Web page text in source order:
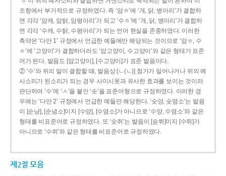
조항에서 부가적으로 규정하였다. 즉 ‘암ㅎ’에 ‘개, 닭, 병아리’가 결합하
면 각각 ‘암캐, 암탉, 암평아리’가 되고 ‘수ㅎ’에 ‘개, 닭, 병아리’가 결합하
면 각각 ‘수캐, 수탉, 수평아리’가 되는 언어 현실을 존중하였다. 이러한
축약은 ‘다만 1’ 규정에서 언급한 예들에만 해당되는 것이므로 ‘암ㅎ, 수
ㅎ’에 ‘고양이’가 결합하더라도 ‘암고양이, 수고양이’와 같은 형태가 표준
어가 된다. 발음도 [암고양이], [수고양이]가 표준 발음이다.
② ‘수’와 뒤의 말이 결합할 때, 발음상 [ㄴ(ㄴ)] 첨가가 일어나거나 뒤의 예
사소리가 된소리가 되는 경우 사이시옷과 유사한 효과를 보이는 것이라
판단하여 ‘수’에 ‘ㅅ’을 붙인 ‘숫’을 표준어형으로 규정하였다. 이러한 경
우에는 ‘다만 2’ 규정에서 언급한 예들만 해당한다. ‘숫양, 숫염소’는 발음
이 [순냥], [순념소]이지 [수양], [수염소]가 아니므로 ‘수양, 수염소’와 같은
형태를 비표준어로 규정하였다. 또 ‘숫쥐’는 발음이 [숟쮜]이지 [수쥐]가
아니므로 ‘수쥐’와 같은 형태를 비표준어로 규정하였다.
제2절 모음